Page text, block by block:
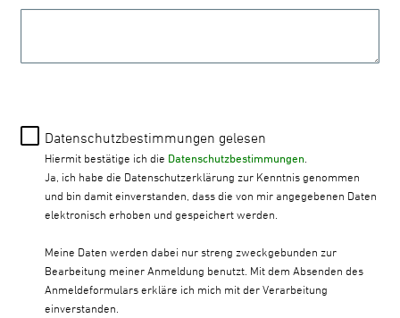
Datenschutzbestimmungen gelesen
Hiermit bestätige ich die Datenschutzbestimmungen
Ja, ich habe die Datenschutzerklärung zur Kenntnis genommen
und bin damit einverstanden, dass die von mir angegebenen Daten
elektronisch erhoben und gespeichert werden.
Meine Daten werden dabei nur streng zweckgebunden zur
Bearbeitung meiner Anmeldung benutzt. Mit dem Absenden des
Anmeldeformulars erkläre ich mich mit der Verarbeitung
einverstanden.